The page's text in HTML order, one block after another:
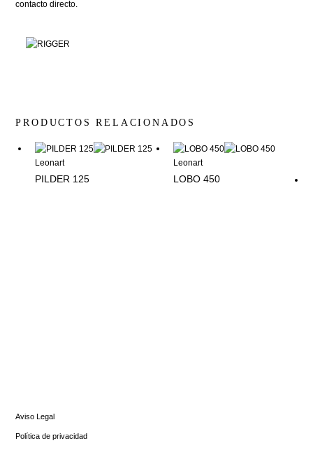
contacto directo.
PRODUCTOS RELACIONADOS
Leonart
PILDER 125
Leonart
LOBO 450
Aviso Legal
Política de privacidad